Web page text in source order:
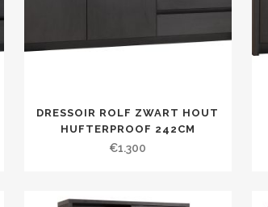
DRESSOIR ROLF ZWART HOUT
HUFTERPROOF 242CM
€1.300